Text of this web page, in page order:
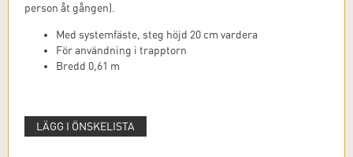
person åt gången).
Med systemfäste, steg höjd 20 cm vardera
För användning i trapptorn
Bredd 0,61 m
LÄGG I ÖNSKELISTA